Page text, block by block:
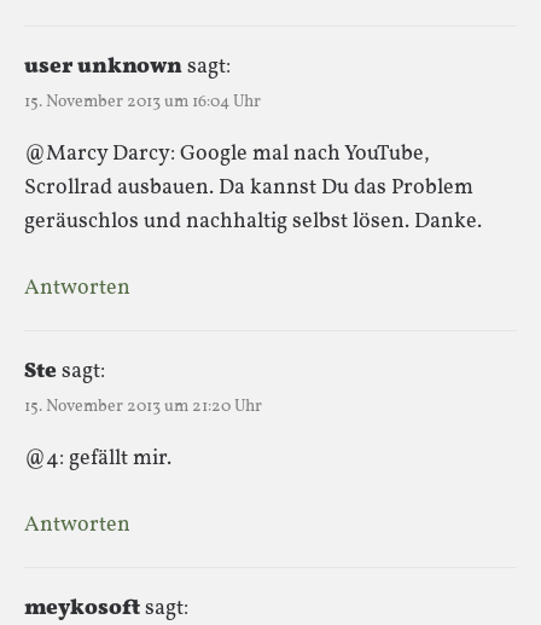
user unknownsagt:
15. November 2013 um 16:04 Uhr
@Marcy Darcy: Google mal nach YouTube,
Scrollrad ausbauen. Da kannst Du das Problem
geräuschlos und nachhaltig selbst lösen. Danke.
Antworten
Stesagt:
15. November 2013 um 21:20 Uhr
@4: gefällt mir.
Antworten
meykosoftsagt: